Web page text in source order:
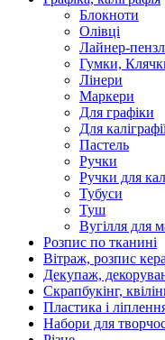
Блокноти
Олівці
Лайнер-
Гумки,
Лінери
Маркери
Для графіки
Для
Пастель
Ручки
Ручки для
Тубуси
Туш
Вугілля для
Розпис по тканині
Вітраж, розпис
Декупаж,
Скрапбукінг,
Пластика і
Набори для